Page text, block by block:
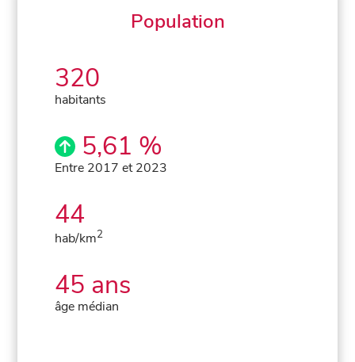
Population
320
habitants
5,61 %
Entre 2017 et 2023
44
hab/km2
45 ans
âge médian